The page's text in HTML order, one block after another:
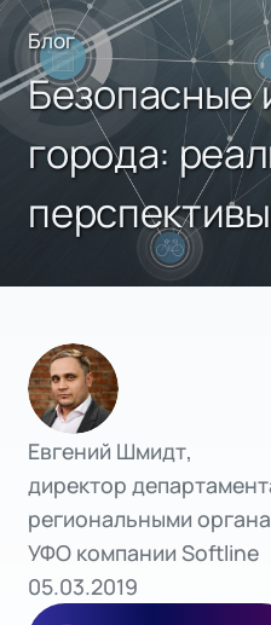
Блог
Безопасные
города:
перспективы
Евгений Шмидт,
директор
региональными
УФО компании Softline
05.03.2019